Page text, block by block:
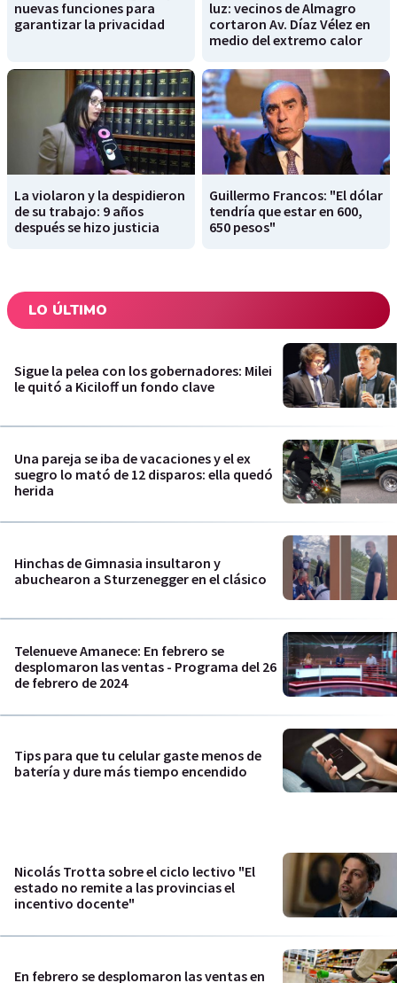
nuevas funciones para
garantizar la privacidad
luz: vecinos de Almagro
cortaron Av. Díaz Vélez en
medio del extremo calor
La violaron y la despidieron
de su trabajo: 9 años
después se hizo justicia
Guillermo Francos: "El dólar
tendría que estar en 600,
650 pesos"
LO ÚLTIMO
Sigue la pelea con los gobernadores: Milei
le quitó a Kiciloff un fondo clave
Una pareja se iba de vacaciones y el ex
suegro lo mató de 12 disparos: ella quedó
herida
Hinchas de Gimnasia insultaron y
abuchearon a Sturzenegger en el clásico
Telenueve Amanece: En febrero se
desplomaron las ventas - Programa del 26
de febrero de 2024
Tips para que tu celular gaste menos de
batería y dure más tiempo encendido
Nicolás Trotta sobre el ciclo lectivo "El
estado no remite a las provincias el
incentivo docente"
En febrero se desplomaron las ventas en